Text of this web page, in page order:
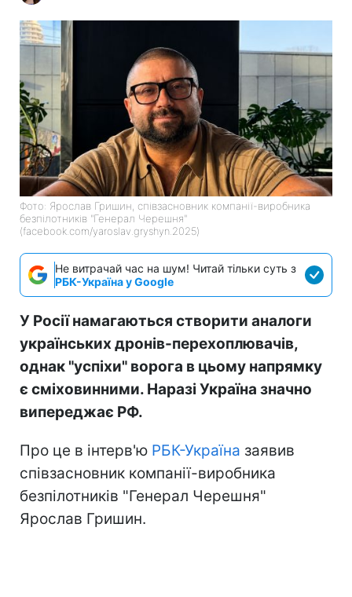
Фото: Ярослав Гришин, співзасновник компанії-виробника
безпілотників "Генерал Черешня"
(facebook.com/yaroslav.gryshyn.2025)
Не витрачай час на шум! Читай тільки суть з
РБК-Україна у Google
У Росії намагаються створити аналоги
українських дронів-перехоплювачів,
однак "успіхи" ворога в цьому напрямку
є сміховинними. Наразі Україна значно
випереджає РФ.
Про це в інтерв'ю РБК-Україна заявив
співзасновник компанії-виробника
безпілотників "Генерал Черешня"
Ярослав Гришин.